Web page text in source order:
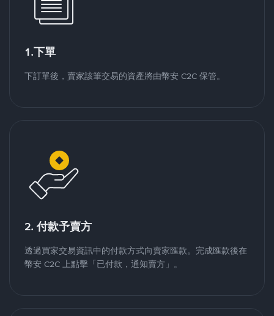
1.下單
下訂單後，賣家該筆交易的資產將由幣安 C2C 保管。
2. 付款予賣方
透過買家交易資訊中的付款方式向賣家匯款。完成匯款後在
幣安 C2C 上點擊「已付款，通知賣方」。